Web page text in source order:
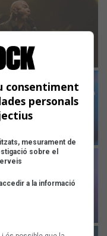
consentiment
personals
mesurament de
sobre el
a la informació